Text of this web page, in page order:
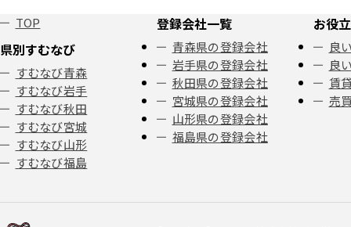
TOP
県別すむなび
すむなび青森
すむなび岩手
すむなび秋田
すむなび宮城
すむなび山形
すむなび福島
登録会社一覧
青森県の登録会社
岩手県の登録会社
秋田県の登録会社
宮城県の登録会社
山形県の登録会社
福島県の登録会社
お役
良
良
賃
売